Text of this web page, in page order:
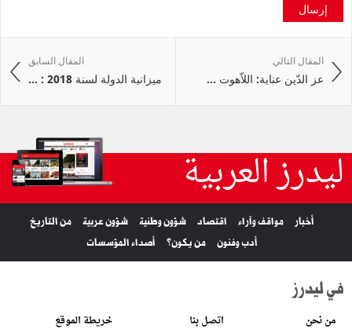
إرسال
المقال السابق
ميزانية الدولة لسنة 2018 : ...
المقال التالي
عز الدّين عناية: اللاّهوت ...
ليدرز العربية
أخبار مواقف وآراء اقتصاد شؤون وطنية شؤون عربية
من التاريخ
أدب وفنون
من يكون؟ أصداء المؤسسات
في ليدرز
من نحن اتصل بنا خريطة الموقع